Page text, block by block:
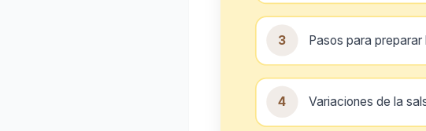
3 Pasos para
4 Variaciones de la